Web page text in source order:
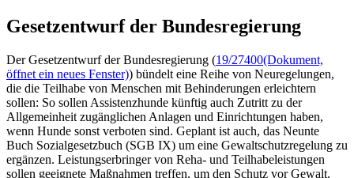
Gesetzentwurf der Bundesregierung
Der Gesetzentwurf der Bundesregierung (19/27400(Dokument,
öffnet ein neues Fenster)) bündelt eine Reihe von Neuregelungen,
die die Teilhabe von Menschen mit Behinderungen erleichtern
sollen: So sollen Assistenzhunde künftig auch Zutritt zu der
Allgemeinheit zugänglichen Anlagen und Einrichtungen haben,
wenn Hunde sonst verboten sind. Geplant ist auch, das Neunte
Buch Sozialgesetzbuch (SGB IX) um eine Gewaltschutzregelung zu
ergänzen. Leistungserbringer von Reha- und Teilhabeleistungen
sollen geeignete Maßnahmen treffen, um den Schutz vor Gewalt,